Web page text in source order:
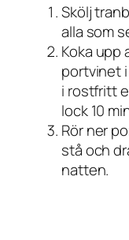
Skölj
alla som
Koka upp
portvinet
i rostfritt
lock 10
Rör ner
stå och
natten.